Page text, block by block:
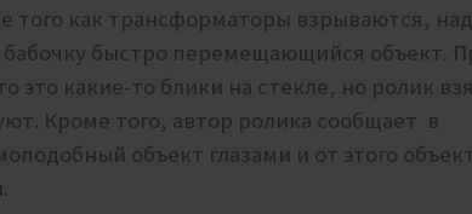
того как трансформаторы взрываются, над
быстро перемещающийся объект.
какие-то блики на стекле, но ролик
Кроме того, автор ролика сообщает в
объект глазами и от этого